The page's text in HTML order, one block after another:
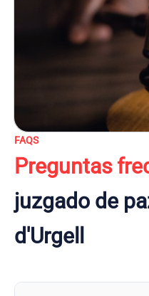
FAQS
Preguntas
juzgado de
d'Urgell